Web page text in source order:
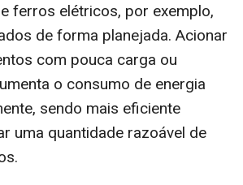
ferros elétricos, por exemplo,
de forma planejada. Acionar
com pouca carga ou
o consumo de energia
sendo mais eficiente
uma quantidade razoável de